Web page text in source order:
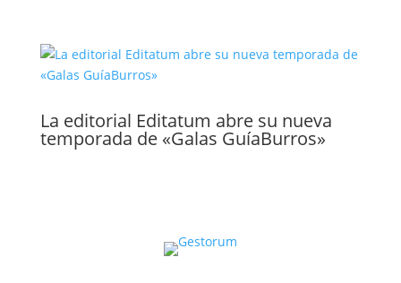
La editorial Editatum abre su nueva
temporada de «Galas GuíaBurros»